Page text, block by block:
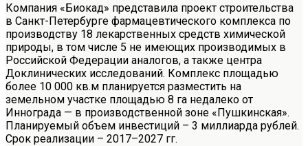
Компания «Биокад» представила проект строительства
в Санкт-Петербурге фармацевтического комплекса по
производству 18 лекарственных средств химической
природы, в том числе 5 не имеющих производимых в
Российской Федерации аналогов, а также центра
Доклинических исследований. Комплекс площадью
более 10 000 кв.м планируется разместить на
земельном участке площадью 8 га недалеко от
Иннограда — в производственной зоне «Пушкинская».
Планируемый объем инвестиций – 3 миллиарда рублей.
Срок реализации – 2017–2027 гг.